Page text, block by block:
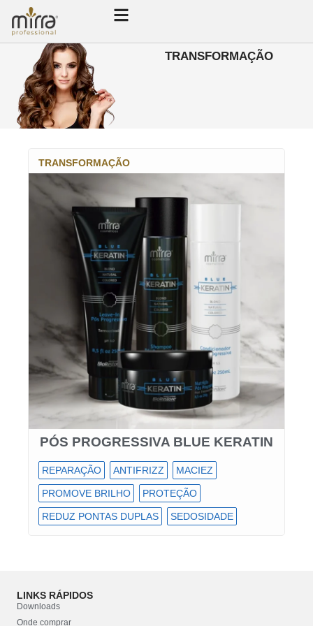
TRANSFORMAÇÃO
TRANSFORMAÇÃO
PÓS PROGRESSIVA BLUE KERATIN
REPARAÇÃO ANTIFRIZZ MACIEZ
PROMOVE BRILHO PROTEÇÃO
REDUZ PONTAS DUPLAS SEDOSIDADE
LINKS RÁPIDOS
Downloads
Onde comprar